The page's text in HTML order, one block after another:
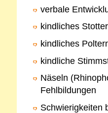
verbale
kindliches
kindliches
kindliche
Näseln
Fehlbildungen
Schwierigkeiten